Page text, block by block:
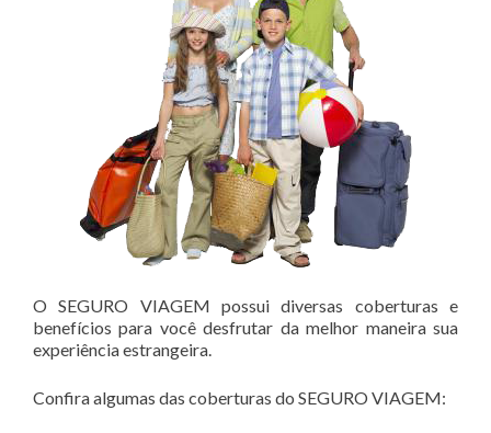
O SEGURO VIAGEM possui diversas coberturas e
benefícios para você desfrutar da melhor maneira sua
experiência estrangeira.
Confira algumas das coberturas do SEGURO VIAGEM: